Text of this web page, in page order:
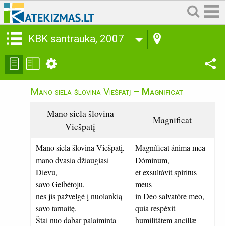
KBK santrauka, 2007
Mano siela šlovina Viešpatį – Magnificat
Mano siela šlovina
Viešpatį
Magnificat
Mano siela šlovina Viešpatį,
mano dvasia džiaugiasi
Dievu,
savo Gelbėtoju,
nes jis pažvelgė į nuolankią
savo tarnaitę.
Štai nuo dabar palaiminta
Magníficat ánima mea
Dóminum,
et exsultávit spíritus
meus
in Deo salvatóre meo,
quia respéxit
humilitátem ancíllæ